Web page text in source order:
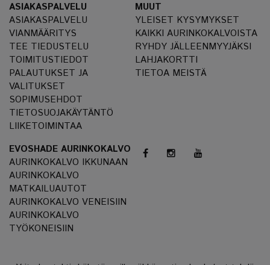
ASIAKASPALVELU
ASIAKASPALVELU
VIANMÄÄRITYS
TEE TIEDUSTELU
TOIMITUSTIEDOT
PALAUTUKSET JA
VALITUKSET
SOPIMUSEHDOT
TIETOSUOJAKÄYTÄNTÖ
LIIKETOIMINTAA
MUUT
YLEISET KYSYMYKSET
KAIKKI AURINKOKALVOISTA
RYHDY JÄLLEENMYYJÄKSI
LAHJAKORTTI
TIETOA MEISTÄ
EVOSHADE AURINKOKALVO
AURINKOKALVO IKKUNAAN
AURINKOKALVO
MATKAILUAUTOT
AURINKOKALVO VENEISIIN
AURINKOKALVO
TYÖKONEISIIN